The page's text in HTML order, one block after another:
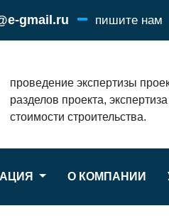
gmail.ru пишите нам
проведение экспертизы
разделов проекта,
стоимости строительства.
О КОМПАНИИ